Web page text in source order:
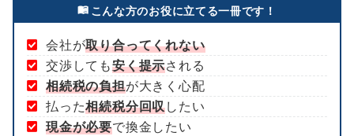
こんな方のお役に立てる一冊です！
会社が取り合ってくれない
交渉しても安く提示される
相続税の負担が大きく心配
払った相続税分回収したい
現金が必要で換金したい